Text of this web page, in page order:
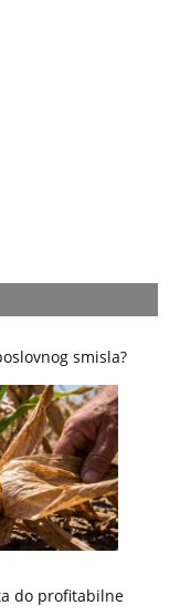
smisla?
do profitabilne